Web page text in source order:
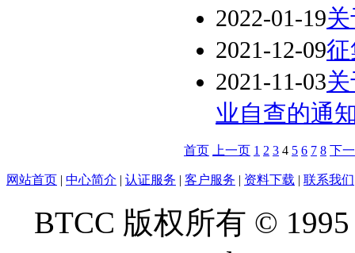
2022-01-19
2021-12-09
2021-11-03
业自查的通
首页 上一页 1 2 3 4 5 6 7 8 下
网站首页 | 中心简介 | 认证服务 | 客户服务 | 资料下载 | 联系我们
BTCC 版权所有 ©